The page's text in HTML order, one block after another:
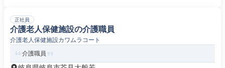
正社員
介護老人保健施設の介護職員
介護老人保健施設カワムラコート
介護職員